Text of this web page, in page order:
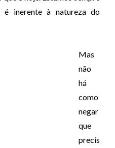
é inerente à natureza do
Mas
não
há
como
negar
que
precis